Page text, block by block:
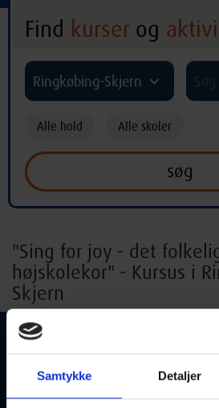
Samtykke Detaljer
Find kurser og
Ringkøbing-Skjern ^
Alle hold Alle skoler
"Sing for joy - det
højskolekor" - Kursus i
Skjern
Sing for joy - det folkelige